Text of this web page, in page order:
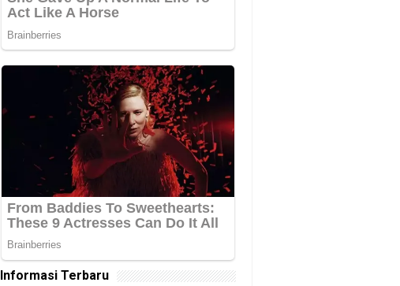
Informasi Terbaru